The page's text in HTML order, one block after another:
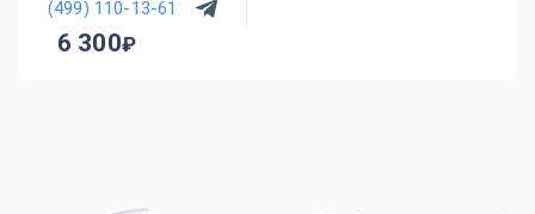
(499) 110-13-61
6 300